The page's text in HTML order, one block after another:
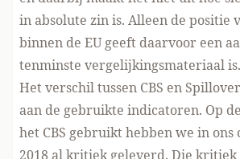
in absolute zin is. Alleen de positie
binnen de EU geeft daarvoor een
tenminste vergelijkingsmateriaal is.
Het verschil tussen CBS en
aan de gebruikte indicatoren. Op
het CBS gebruikt hebben we in
2018 al kritiek geleverd. Die kritiek